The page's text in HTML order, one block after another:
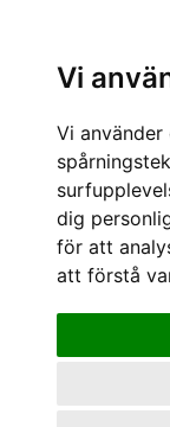
Vi
Vi
dig
för att
att förstå
« Tillbaka /Kläder för
Club C grounds uk